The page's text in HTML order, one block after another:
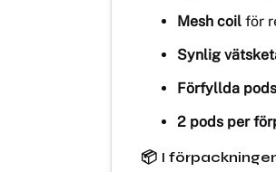
Mesh coil för
Synlig
Förfyllda
2 pods per
📦 I